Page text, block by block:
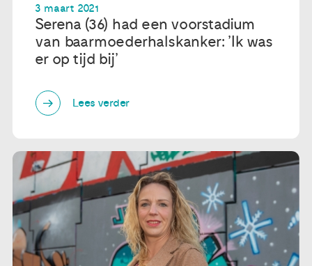
3 maart 2021
Serena (36) had een voorstadium
van baarmoederhalskanker: ’Ik was
er op tijd bij’
Lees verder